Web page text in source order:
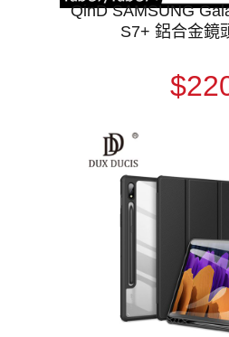
QinD SAMSUNG
S7+ 鋁合金鏡